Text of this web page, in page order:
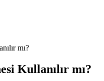
mı?
Kullanılır mı?